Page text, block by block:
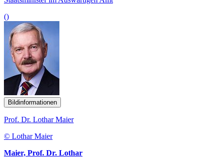
()
Bildinformationen
Prof. Dr. Lothar Maier
© Lothar Maier
Maier, Prof. Dr. Lothar